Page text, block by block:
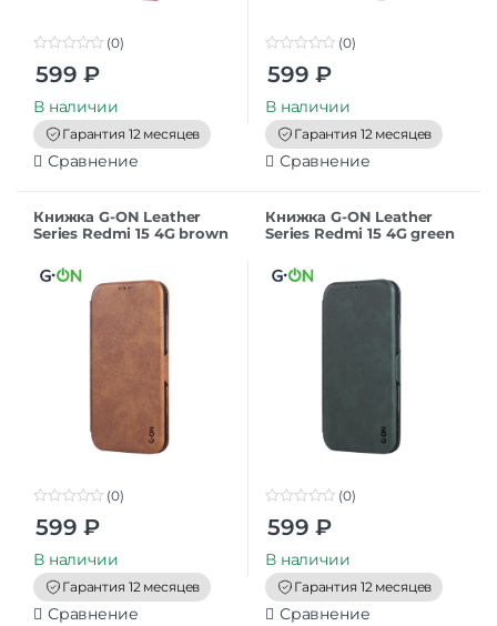
o
t
o
f
5
(0)
599 ₽
В наличии
Гарантия 12 месяцев
Сравнение
o
t
o
f
5
(0)
599 ₽
В наличии
Гарантия 12 месяцев
Сравнение
Книжка G-ON Leather
Series Redmi 15 4G brown
o
t
o
f
5
(0)
599 ₽
В наличии
Гарантия 12 месяцев
Сравнение
Книжка G-ON Leather
Series Redmi 15 4G green
o
t
o
f
5
(0)
599 ₽
В наличии
Гарантия 12 месяцев
Сравнение